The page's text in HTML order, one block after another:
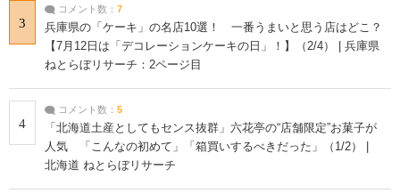
3
コメント数： 7
兵庫県の「ケーキ」の名店10選！ 一番うまいと思う店はどこ？
【7月12日は「デコレーションケーキの日」！】（2/4） | 兵庫県
ねとらぼリサーチ：2ページ目
4
コメント数： 5
「北海道土産としてもセンス抜群」六花亭の“店舗限定”お菓子が
人気 「こんなの初めて」「箱買いするべきだった」（1/2） |
北海道 ねとらぼリサーチ